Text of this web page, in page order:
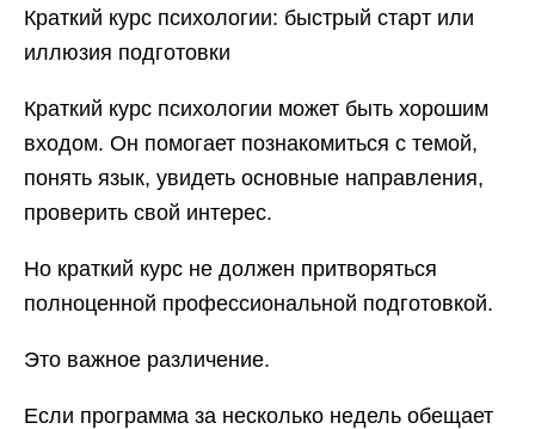
Краткий курс психологии: быстрый старт или
иллюзия подготовки
Краткий курс психологии может быть хорошим
входом. Он помогает познакомиться с темой,
понять язык, увидеть основные направления,
проверить свой интерес.
Но краткий курс не должен притворяться
полноценной профессиональной подготовкой.
Это важное различение.
Если программа за несколько недель обещает